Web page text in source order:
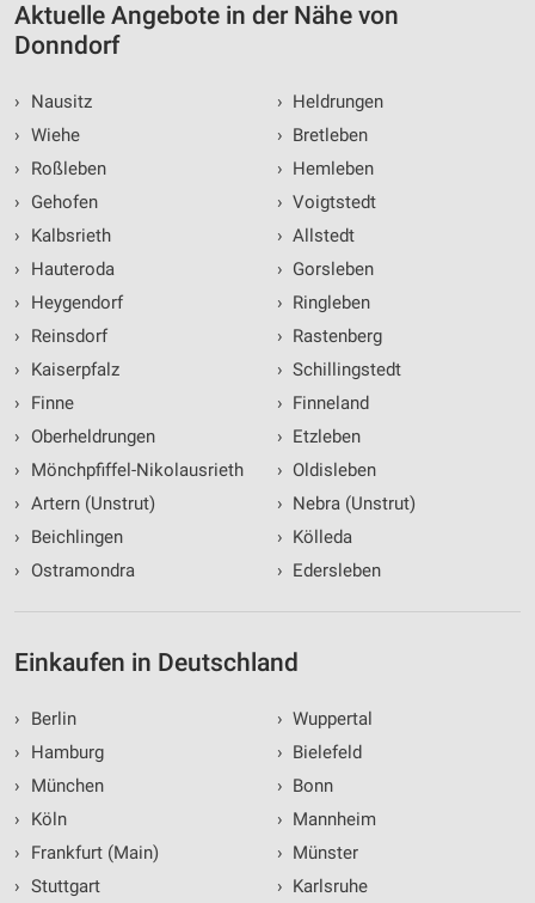
Aktuelle Angebote in der Nähe von
Donndorf
›
Nausitz
› Wiehe
›
Roßleben
›
Gehofen
›
Kalbsrieth
›
Hauteroda
›
Heygendorf
›
Reinsdorf
›
Kaiserpfalz
›
Finne
›
Oberheldrungen
›
Mönchpfiffel-Nikolausrieth
› Artern (Unstrut)
›
Beichlingen
›
Ostramondra
› Heldrungen
› Bretleben
› Hemleben
› Voigtstedt
› Allstedt
› Gorsleben
› Ringleben
› Rastenberg
› Schillingstedt
› Finneland
› Etzleben
› Oldisleben
› Nebra (Unstrut)
› Kölleda
› Edersleben
Einkaufen in Deutschland
›
Berlin
›
Hamburg
›
München
›
Köln
›
Frankfurt (Main)
› Stuttgart
› Wuppertal
› Bielefeld
› Bonn
› Mannheim
› Münster
› Karlsruhe